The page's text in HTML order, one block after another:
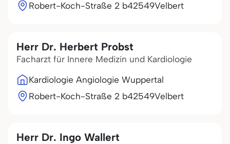
Robert-Koch-Straße 2 b42549Velbert
Herr Dr. Herbert Probst
Facharzt für Innere Medizin und Kardiologie
Kardiologie Angiologie Wuppertal
Robert-Koch-Straße 2 b42549Velbert
Herr Dr. Ingo Wallert